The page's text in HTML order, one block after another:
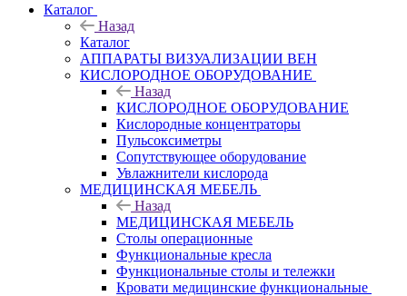
Каталог
Назад
Каталог
АППАРАТЫ ВИЗУАЛИЗАЦИИ ВЕН
КИСЛОРОДНОЕ ОБОРУДОВАНИЕ
Назад
КИСЛОРОДНОЕ ОБОРУДОВАНИЕ
Кислородные концентраторы
Пульсоксиметры
Сопутствующее оборудование
Увлажнители кислорода
МЕДИЦИНСКАЯ МЕБЕЛЬ
Назад
МЕДИЦИНСКАЯ МЕБЕЛЬ
Столы операционные
Функциональные кресла
Функциональные столы и тележки
Кровати медицинские функциональные